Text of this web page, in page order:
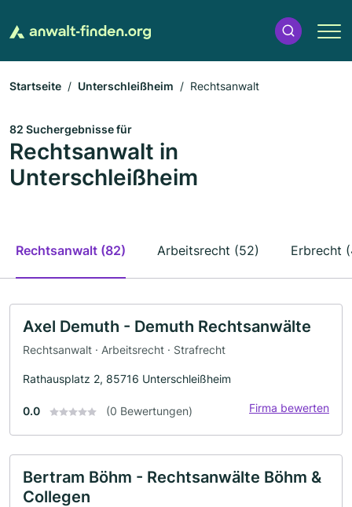
Startseite Unterschleißheim Rechtsanwalt
82 Suchergebnisse für
Rechtsanwalt in
Unterschleißheim
Rechtsanwalt (82) Arbeitsrecht (52) Erbrecht
Axel Demuth - Demuth Rechtsanwälte
Rechtsanwalt · Arbeitsrecht · Strafrecht
Rathausplatz 2, 85716 Unterschleißheim
0.0 (0 Bewertungen) Firma bewerten
Bertram Böhm - Rechtsanwälte Böhm &
Collegen